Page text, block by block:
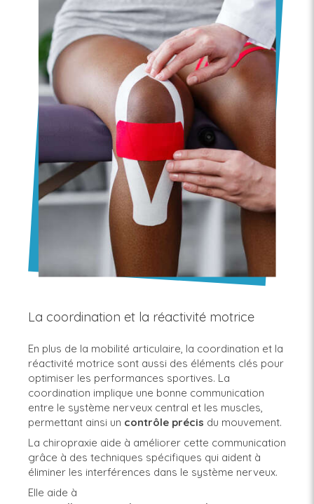
La coordination et la réactivité motrice
En plus de la mobilité articulaire, la coordination et la
réactivité motrice sont aussi des éléments clés pour
optimiser les performances sportives. La
coordination implique une bonne communication
entre le système nerveux central et les muscles,
permettant ainsi un contrôle précis du mouvement.
La chiropraxie aide à améliorer cette communication
grâce à des techniques spécifiques qui aident à
éliminer les interférences dans le système nerveux.
Elle aide à